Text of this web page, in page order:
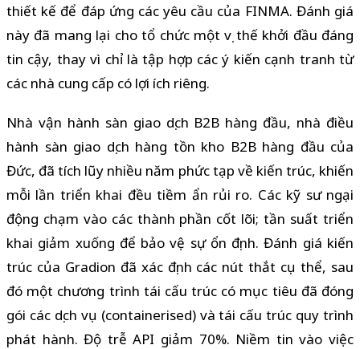
thiết kế để đáp ứng các yêu cầu của FINMA. Đánh giá
này đã mang lại cho tổ chức một vị thế khởi đầu đáng
tin cậy, thay vì chỉ là tập hợp các ý kiến cạnh tranh từ
các nhà cung cấp có lợi ích riêng.
Nhà vận hành sàn giao dịch B2B hàng đầu, nhà điều
hành sàn giao dịch hàng tồn kho B2B hàng đầu của
Đức, đã tích lũy nhiều năm phức tạp về kiến trúc, khiến
mỗi lần triển khai đều tiềm ẩn rủi ro. Các kỹ sư ngại
động chạm vào các thành phần cốt lõi; tần suất triển
khai giảm xuống để bảo vệ sự ổn định. Đánh giá kiến
trúc của Gradion đã xác định các nút thắt cụ thể, sau
đó một chương trình tái cấu trúc có mục tiêu đã đóng
gói các dịch vụ (containerised) và tái cấu trúc quy trình
phát hành. Độ trễ API giảm 70%. Niềm tin vào việc